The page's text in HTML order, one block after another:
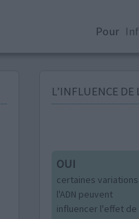
Pour
L’INFLUENCE DE
OUI
certaines
l'ADN peuvent
influencer l'effet de